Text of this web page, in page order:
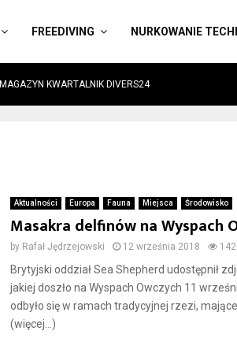
FREEDIVING NURKOWANIE
MAGAZYN KWARTALNIK DIVERS24
Aktualności Europa Fauna Miejsca Środowisko
Masakra delfinów na Wyspach
by Rafał Jędrzejowski 12 września 2018
Brytyjski oddział Sea Shepherd udostępnił
jakiej doszło na Wyspach Owczych 11
odbyło się w ramach tradycyjnej rzezi,
(więcej…)